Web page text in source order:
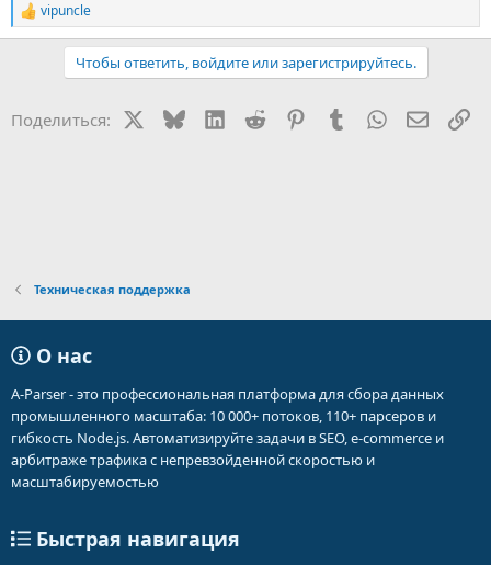
Р
е
и
vipuncle
Чтобы ответить, войдите или зарегистрируйтесь.
Поделиться: BlueskyLinkedIn
Reddit PinterestTumblr WhatsApp
Техническая поддержка
О нас
A-Parser - это профессиональная платформа для сбора данных
промышленного масштаба: 10 000+ потоков, 110+ парсеров и
гибкость Node.js. Автоматизируйте задачи в SEO, e-commerce и
арбитраже трафика с непревзойденной скоростью и
масштабируемостью
Быстрая навигация